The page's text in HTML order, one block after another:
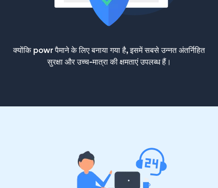
क्योंकि powr पैमाने के लिए बनाया गया है, इसमें सबसे उन्नत अंतर्निहित
सुरक्षा और उच्च-मात्रा की क्षमताएं उपलब्ध हैं।